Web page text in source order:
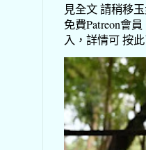
見全文 請稍移
免費Patreon會
入，詳情可 按